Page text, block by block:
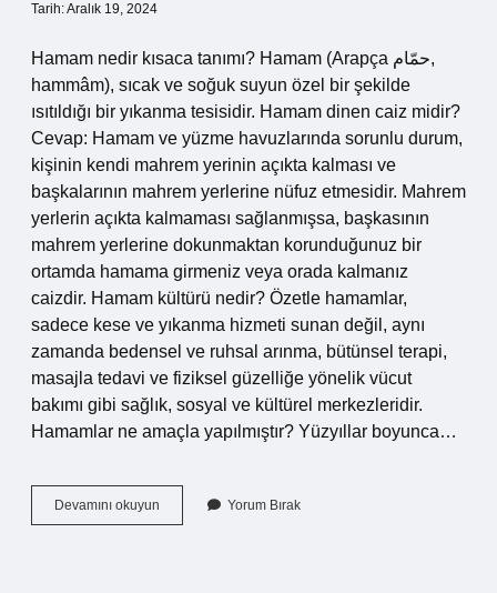
Tarih: Aralık 19, 2024
Hamam nedir kısaca tanımı? Hamam (Arapça حمّام,
hammâm), sıcak ve soğuk suyun özel bir şekilde
ısıtıldığı bir yıkanma tesisidir. Hamam dinen caiz midir?
Cevap: Hamam ve yüzme havuzlarında sorunlu durum,
kişinin kendi mahrem yerinin açıkta kalması ve
başkalarının mahrem yerlerine nüfuz etmesidir. Mahrem
yerlerin açıkta kalmaması sağlanmışsa, başkasının
mahrem yerlerine dokunmaktan korunduğunuz bir
ortamda hamama girmeniz veya orada kalmanız
caizdir. Hamam kültürü nedir? Özetle hamamlar,
sadece kese ve yıkanma hizmeti sunan değil, aynı
zamanda bedensel ve ruhsal arınma, bütünsel terapi,
masajla tedavi ve fiziksel güzelliğe yönelik vücut
bakımı gibi sağlık, sosyal ve kültürel merkezleridir.
Hamamlar ne amaçla yapılmıştır? Yüzyıllar boyunca…
Devamını okuyun
Nedir
Yorum Bırak